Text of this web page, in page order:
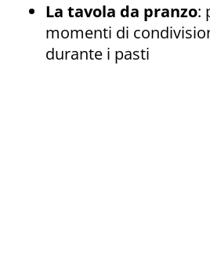
La tavola da pranzo:
momenti di
durante i pasti